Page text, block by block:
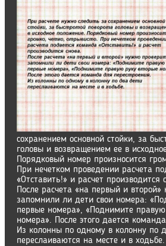
сохранением основной стойки, за
головы и возвращением ее в
Порядковый номер произносится
При нечетком проведении расчета
«Отставить!» и расчет производится
После расчета «на первый и второй»
запомнили ли дети свои номера:
первые номера», «Поднимите
номера». После этого дается
Из колонны по одному в колонну по
переслаиваются на месте и в ходьбе.